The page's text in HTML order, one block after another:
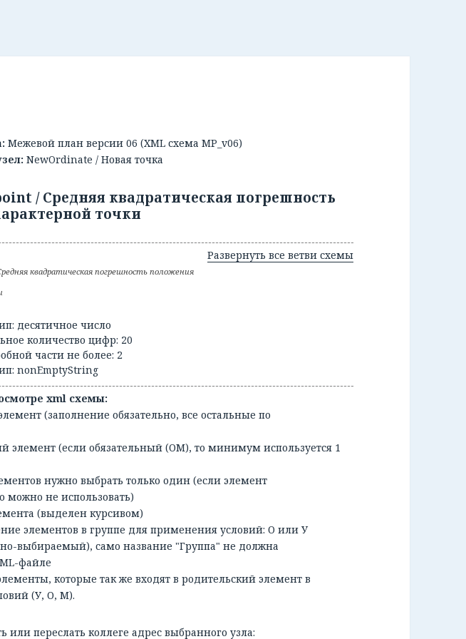
Межевой план версии 06 (XML схема MP_v06)
NewOrdinate / Новая точка
/ Средняя квадратическая погрешность
точки
Развернуть все ветви схемы
квадратическая погрешность положения
десятичное число
количество цифр: 20
части не более: 2
nonEmptyString
xml схемы:
(заполнение обязательно, все остальные по
элемент (если обязательный (ОМ), то минимум используется 1
нужно выбрать только один (если элемент
можно не использовать)
(выделен курсивом)
элементов в группе для применения условий: О или У
выбираемый), само название "Группа" не должна
файле
которые так же входят в родительский элемент в
(У, О, М).
или переслать коллеге адрес выбранного узла: